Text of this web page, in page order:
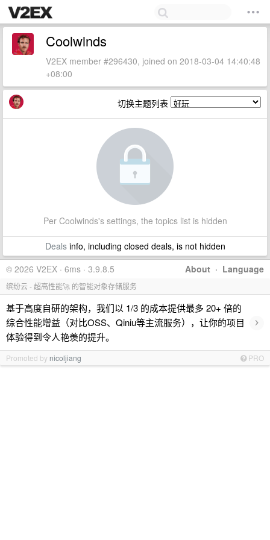
Coolwinds
V2EX member #296430, joined on 2018-03-04 14:40:48
+08:00
切换主题列表
Per Coolwinds's settings, the topics list is hidden
Dealsinfo, including closed deals, is not hidden
About · Language
© 2026 V2EX · 6ms · 3.9.8.5
缤纷云 - 超高性能🚀 的智能对象存储服务
基于高度自研的架构，我们以 1/3 的成本提供最多 20+ 倍的
综合性能增益（对比OSS、Qiniu等主流服务），让你的项目
体验得到令人艳羡的提升。
›
Promoted by nicoljiang PRO